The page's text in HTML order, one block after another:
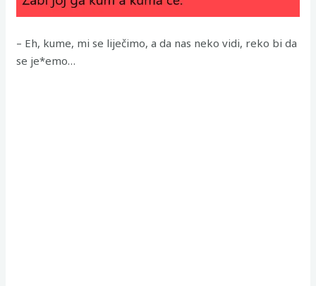
– Eh, kume, mi se liječimo, a da nas neko vidi, reko bi da
se je*emo…